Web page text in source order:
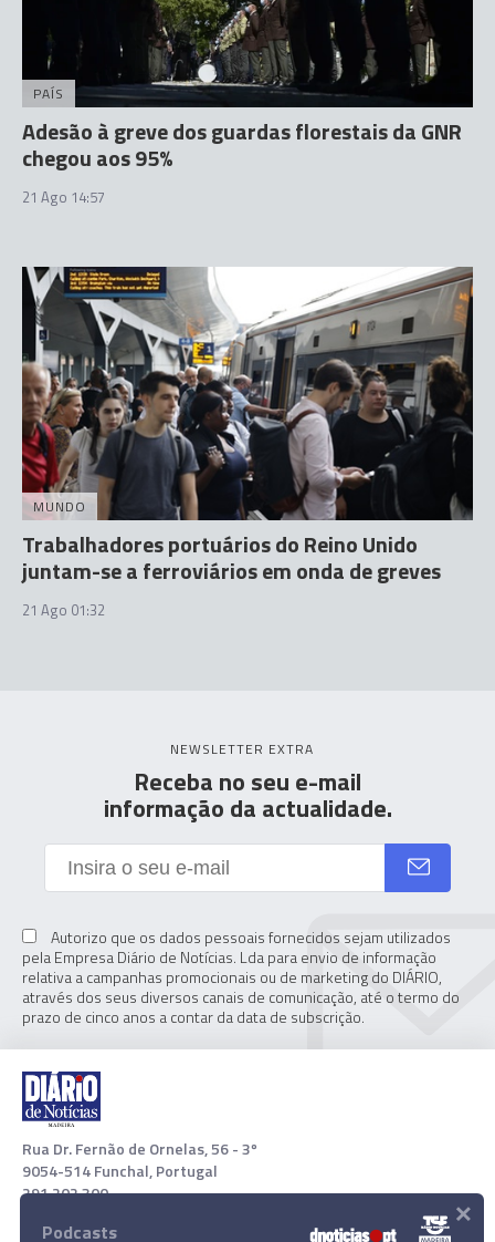
PAÍS
Adesão à greve dos guardas florestais da GNR
chegou aos 95%
21 Ago 14:57
MUNDO
Trabalhadores portuários do Reino Unido
juntam-se a ferroviários em onda de greves
21 Ago 01:32
NEWSLETTER EXTRA
Receba no seu e-mail
informação da actualidade.
Autorizo que os dados pessoais fornecidos sejam utilizados
pela Empresa Diário de Notícias. Lda para envio de informação
relativa a campanhas promocionais ou de marketing do DIÁRIO,
através dos seus diversos canais de comunicação, até o termo do
prazo de cinco anos a contar da data de subscrição.
Rua Dr. Fernão de Ornelas, 56 - 3º
9054-514 Funchal, Portugal
291 202 300
Download App
Podcasts ×